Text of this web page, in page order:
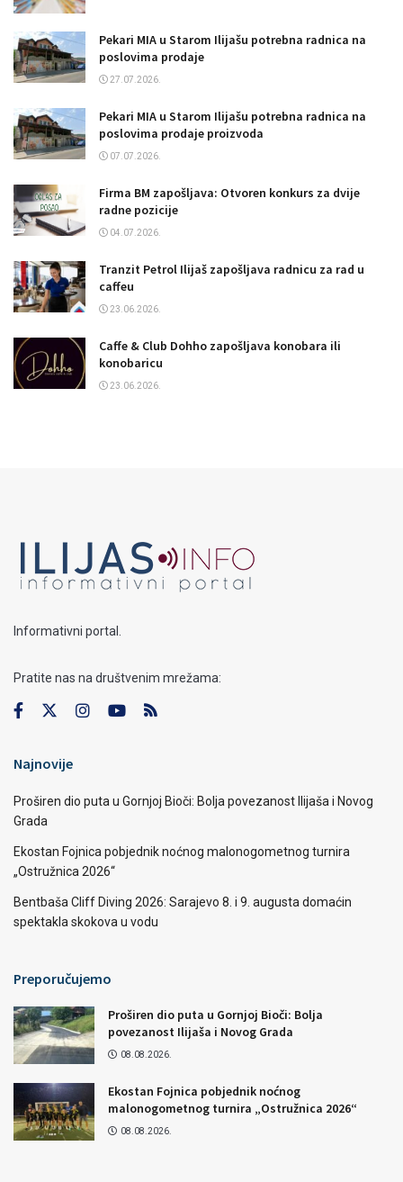
Pekari MIA u Starom Ilijašu potrebna radnica na
poslovima prodaje
27.07.2026.
Pekari MIA u Starom Ilijašu potrebna radnica na
poslovima prodaje proizvoda
07.07.2026.
Firma BM zapošljava: Otvoren konkurs za dvije
radne pozicije
04.07.2026.
Tranzit Petrol Ilijaš zapošljava radnicu za rad u
caffeu
23.06.2026.
Caffe & Club Dohho zapošljava konobara ili
konobaricu
23.06.2026.
Informativni portal.
Pratite nas na društvenim mrežama:
Najnovije
Proširen dio puta u Gornjoj Bioči: Bolja povezanost Ilijaša i Novog
Grada
Ekostan Fojnica pobjednik noćnog malonogometnog turnira
„Ostružnica 2026“
Bentbaša Cliff Diving 2026: Sarajevo 8. i 9. augusta domaćin
spektakla skokova u vodu
Preporučujemo
Proširen dio puta u Gornjoj Bioči: Bolja
povezanost Ilijaša i Novog Grada
08.08.2026.
Ekostan Fojnica pobjednik noćnog
malonogometnog turnira „Ostružnica 2026“
08.08.2026.